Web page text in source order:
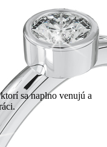
sa naplno venujú a